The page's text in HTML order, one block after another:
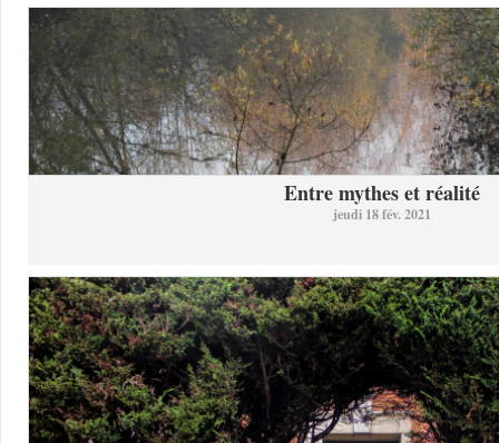
Entre mythes et réalité
jeudi 18 fév. 2021